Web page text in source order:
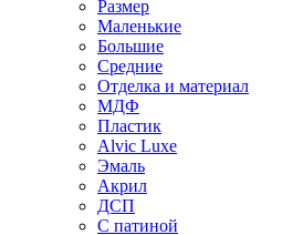
Размер
Маленькие
Большие
Средние
Отделка и материал
МДФ
Пластик
Alvic Luxe
Эмаль
Акрил
ДСП
С патиной